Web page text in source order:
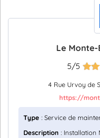
Le
5/5
4 Rue Urvoy de
https://
Type : Service de
Description : Installation